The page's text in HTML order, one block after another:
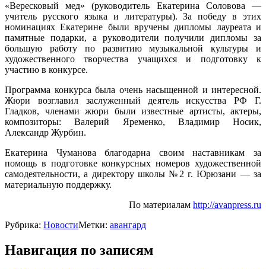
«Вересковый мед» (руководитель Екатерина Соловова —
учитель русского языка и литературы). За победу в этих
номинациях Екатерине были вручены дипломы лауреата и
памятные подарки, а руководители получили дипломы за
большую работу по развитию музыкальной культуры и
художественного творчества учащихся и подготовку к
участию в конкурсе.
Программа конкурса была очень насыщенной и интересной.
Жюри возглавил заслуженный деятель искусства РФ Г.
Гладков, членами жюри были известные артисты, актеры,
композиторы: Валерий Яременко, Владимир Носик,
Александр Журбин.
Екатерина Чуманова благодарна своим наставникам за
помощь в подготовке конкурсных номеров художественной
самодеятельности, а директору школы №2 г. Юрюзани — за
материальную поддержку.
По материалам http://avanpress.ru
Рубрика: НовостиМетки: авангард
Навигация по записям